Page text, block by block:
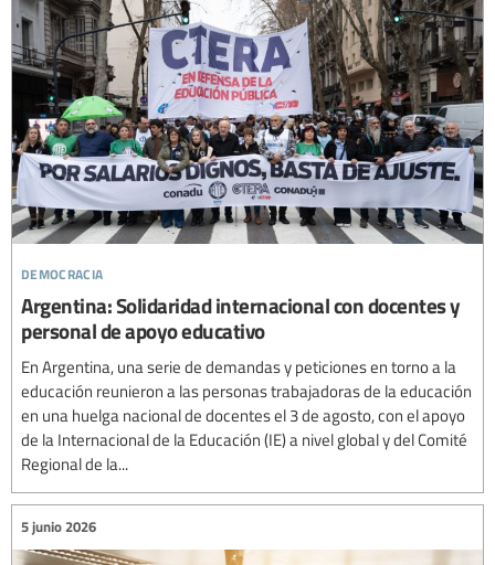
democracia
Argentina: Solidaridad internacional con docentes y
personal de apoyo educativo
En Argentina, una serie de demandas y peticiones en torno a la
educación reunieron a las personas trabajadoras de la educación
en una huelga nacional de docentes el 3 de agosto, con el apoyo
de la Internacional de la Educación (IE) a nivel global y del Comité
Regional de la...
5 junio 2026